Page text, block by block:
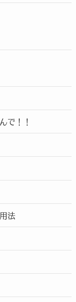
で！！
法